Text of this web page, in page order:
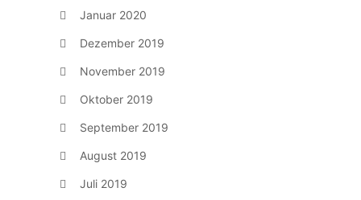
Januar 2020
Dezember 2019
November 2019
Oktober 2019
September 2019
August 2019
Juli 2019